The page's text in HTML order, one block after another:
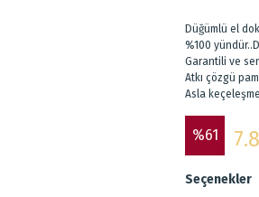
Düğümlü el
%100
Garantili ve
Atkı çözgü
Asla
%61
Seçenekler